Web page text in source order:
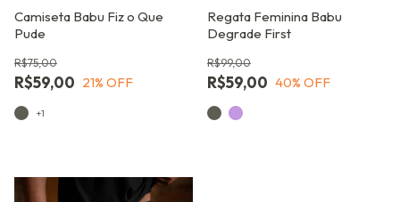
Camiseta Babu Fiz o Que
Pude
R$59,00
R$75,00
21% OFF
+1
Regata Feminina Babu
Degrade First
R$59,00
R$99,00
40% OFF